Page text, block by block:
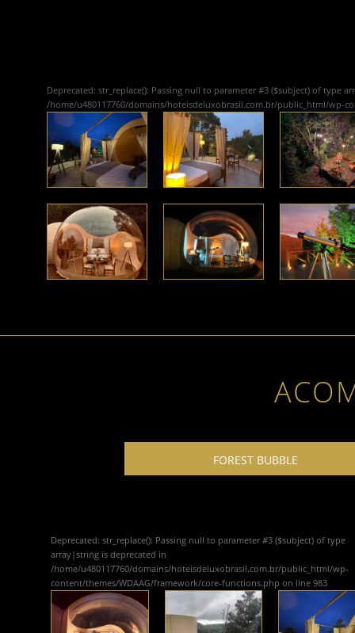
Deprecated: str_replace(): Passing null to parameter #3 ($subject) of type
/home/u480117760/domains/hoteisdeluxobrasil.com.br/public_html/wp-
FOREST BUBBLE
Deprecated: str_replace(): Passing null to parameter #3 ($subject) of type
array|string is deprecated in
/home/u480117760/domains/hoteisdeluxobrasil.com.br/public_html/wp-
content/themes/WDAAG/framework/core-functions.php on line 983